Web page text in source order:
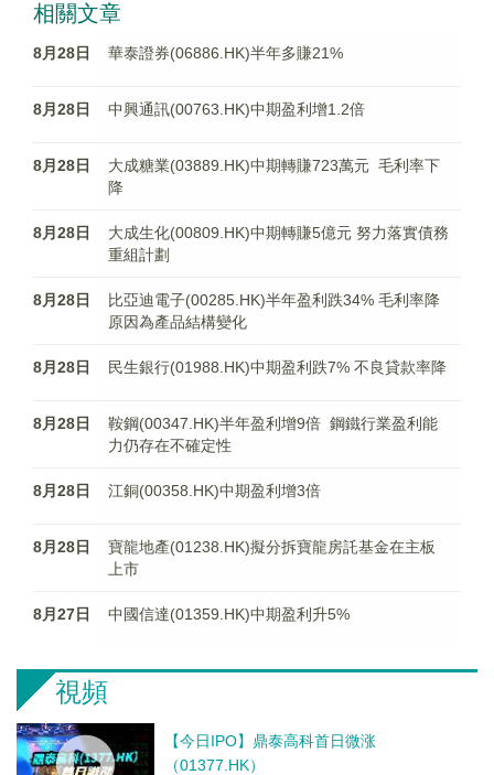
相關文章
8月28日 華泰證券(06886.HK)半年多賺21%
8月28日 中興通訊(00763.HK)中期盈利增1.2倍
8月28日
大成糖業(03889.HK)中期轉賺723萬元 毛利率下
降
8月28日
大成生化(00809.HK)中期轉賺5億元 努力落實債務
重組計劃
8月28日
比亞迪電子(00285.HK)半年盈利跌34% 毛利率降
原因為產品結構變化
8月28日 民生銀行(01988.HK)中期盈利跌7% 不良貸款率降
8月28日
鞍鋼(00347.HK)半年盈利增9倍 鋼鐵行業盈利能
力仍存在不確定性
8月28日 江銅(00358.HK)中期盈利增3倍
8月28日
寶龍地產(01238.HK)擬分拆寶龍房託基金在主板
上市
8月27日 中國信達(01359.HK)中期盈利升5%
視頻
【今日IPO】鼎泰高科首日微涨
（01377.HK）